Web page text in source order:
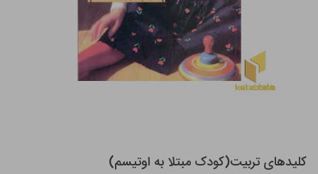
کلیدهای تربیت(کودک مبتلا به اوتیسم)